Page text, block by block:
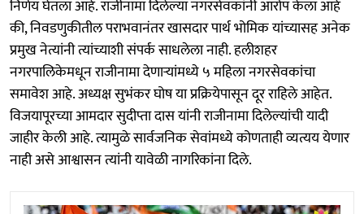
निर्णय घेतला आहे. राजीनामा दिलेल्या नगरसेवकांनी आरोप केला आहे
की, निवडणुकीतील पराभवानंतर खासदार पार्थ भोमिक यांच्यासह अनेक
प्रमुख नेत्यांनी त्यांच्याशी संपर्क साधलेला नाही. हलीशहर
नगरपालिकेमधून राजीनामा देणाऱ्यांमध्ये ५ महिला नगरसेवकांचा
समावेश आहे. अध्यक्ष सुभंकर घोष या प्रक्रियेपासून दूर राहिले आहेत.
विजयापूरच्या आमदार सुदीप्ता दास यांनी राजीनामा दिलेल्यांची यादी
जाहीर केली आहे. त्यामुळे सार्वजनिक सेवांमध्ये कोणताही व्यत्यय येणार
नाही असे आश्वासन त्यांनी यावेळी नागरिकांना दिले.